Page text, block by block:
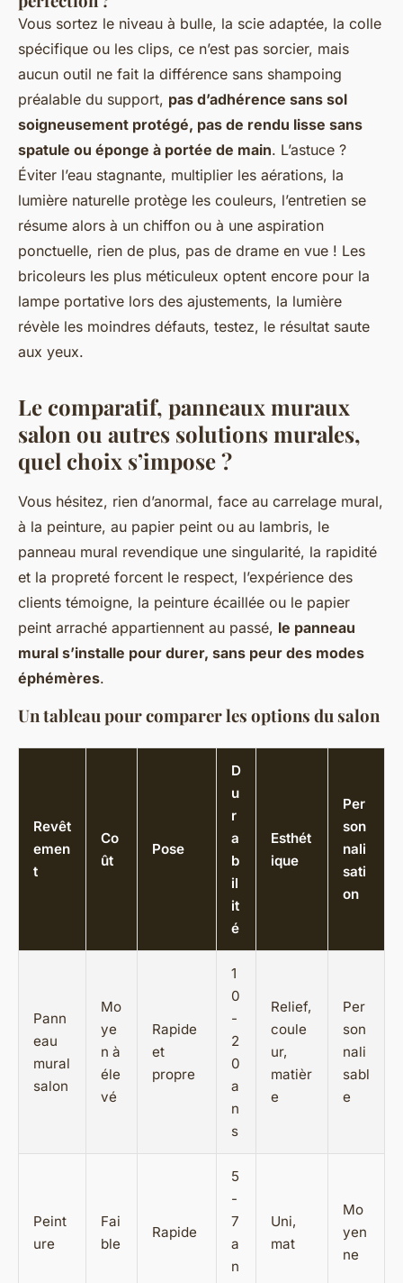
Vous sortez le niveau à bulle, la scie adaptée, la colle
spécifique ou les clips, ce n’est pas sorcier, mais
aucun outil ne fait la différence sans shampoing
préalable du support, pas d’adhérence sans sol
soigneusement protégé, pas de rendu lisse sans
spatule ou éponge à portée de main. L’astuce ?
Éviter l’eau stagnante, multiplier les aérations, la
lumière naturelle protège les couleurs, l’entretien se
résume alors à un chiffon ou à une aspiration
ponctuelle, rien de plus, pas de drame en vue ! Les
bricoleurs les plus méticuleux optent encore pour la
lampe portative lors des ajustements, la lumière
révèle les moindres défauts, testez, le résultat saute
aux yeux.
Le comparatif, panneaux muraux
salon ou autres solutions murales,
quel choix s’impose ?
Vous hésitez, rien d’anormal, face au carrelage mural,
à la peinture, au papier peint ou au lambris, le
panneau mural revendique une singularité, la rapidité
et la propreté forcent le respect, l’expérience des
clients témoigne, la peinture écaillée ou le papier
peint arraché appartiennent au passé, le panneau
mural s’installe pour durer, sans peur des modes
éphémères.
Un tableau pour comparer les options du salon
Revêt
emen
t
Co
ût
Pose
D
u
r
a
b
il
it
é
Esthét
ique
Per
son
nali
sati
on
Pann
eau
mural
salon
Mo
ye
n à
éle
vé
Rapide
et
propre
1
0
-
2
0
a
n
s
Relief,
coule
ur,
matièr
e
Per
son
nali
sabl
e
Peint
ure
Fai
ble
Rapide
5
-
7
a
n
Uni,
mat
Mo
yen
ne